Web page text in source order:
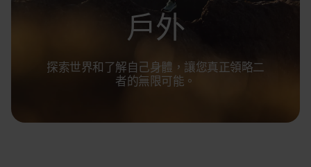
戶外
探索世界和了解自己身體，讓您真正領略二
者的無限可能。